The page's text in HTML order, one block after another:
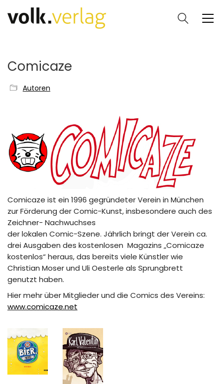
Comicaze
Autoren
Comicaze ist ein 1996 gegründeter Verein in München
zur Förderung der Comic-Kunst, insbesondere auch des
Zeichner- Nachwuchses
der lokalen Comic-Szene. Jährlich bringt der Verein ca.
drei Ausgaben des kostenlosen Magazins „Comicaze
kostenlos“ heraus, das bereits viele Künstler wie
Christian Moser und Uli Oesterle als Sprungbrett
genutzt haben.
Hier mehr über Mitglieder und die Comics des Vereins:
www.comicaze.net